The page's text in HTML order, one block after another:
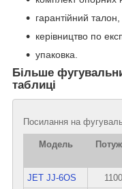
гарантійний талон,
керівництво по
упаковка.
Більше
таблиці
Посилання на
Модель
JET JJ-6OS